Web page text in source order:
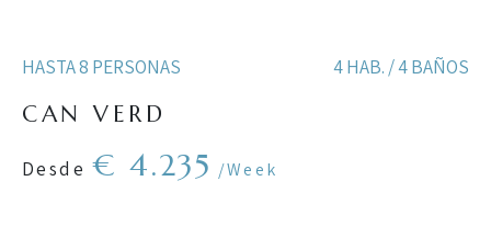
HASTA 8 PERSONAS 4 HAB. / 4 BAÑOS
CAN VERD
Desde € 4.235 /Week